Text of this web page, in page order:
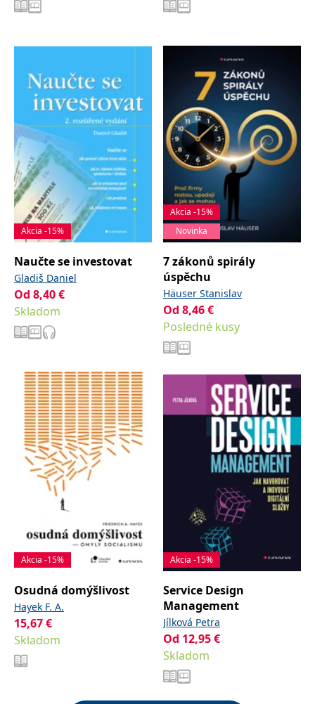
Akcia -15%
Naučte se investovat
Gladiš Daniel
Od 8,40€
Skladom
Akcia -15%
Novinka
7 zákonů spirály
úspěchu
Häuser Stanislav
Od 8,46€
Posledné kusy
Akcia -15%
Osudná domýšlivost
Hayek F. A.
15,67€
Skladom
Akcia -15%
Service Design
Management
Jílková Petra
Od 12,95€
Skladom